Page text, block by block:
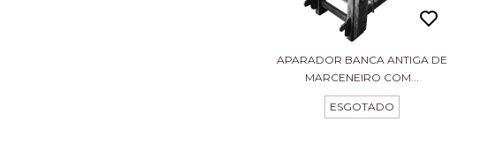
APARADOR BANCA ANTIGA DE
MARCENEIRO COM...
ESGOTADO